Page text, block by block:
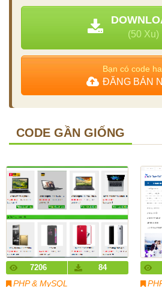
(50 Xu)
Bạn có code
ĐĂNG BÁN
CODE GẦN GIỐNG
7206 84
PHP & MySQL